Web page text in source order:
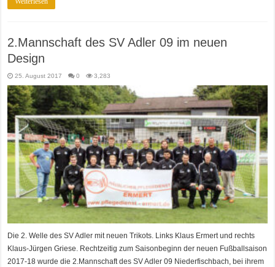
2.Mannschaft des SV Adler 09 im neuen
Design
25. August 2017 0 3,283
Die 2. Welle des SV Adler mit neuen Trikots. Links Klaus Ermert und rechts
Klaus-Jürgen Griese. Rechtzeitig zum Saisonbeginn der neuen Fußballsaison
2017-18 wurde die 2.Mannschaft des SV Adler 09 Niederfischbach, bei ihrem